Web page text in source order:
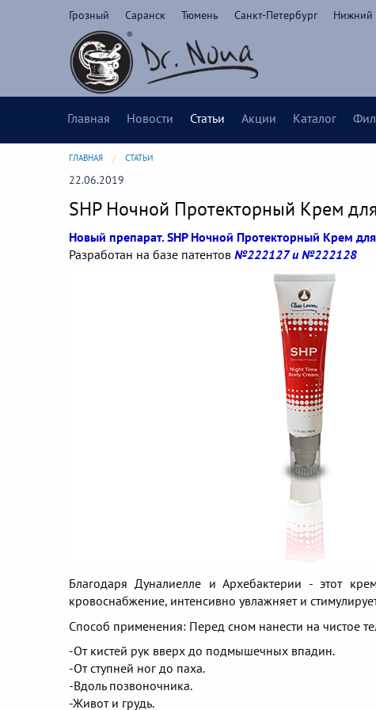
Грозный Саранск Тюмень Санкт-Петербург Нижний
Главная Новости Статьи Акции Каталог
ГЛАВНАЯ СТАТЬИ
22.06.2019
SHP Ночной Протекторный Крем
Новый препарат. SHP Ночной Протекторный Крем для
Разработан на базе патентов №222127 и №222128
Благодаря Дуналиелле и Архебактерии - этот
кровоснабжение, интенсивно увлажняет и
Способ применения: Перед сном нанести на чистое
-От кистей рук вверх до подмышечных впадин.
-От ступней ног до паха.
-Вдоль позвоночника.
-Живот и грудь.